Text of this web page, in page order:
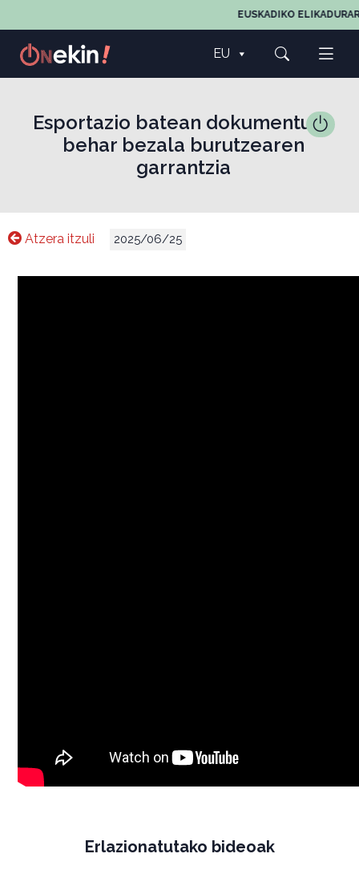
EUSKADIKO
EU
Esportazio batean dokumentuak
behar bezala burutzearen
garrantzia
Atzera itzuli 2025/06/25
Erlazionatutako bideoak